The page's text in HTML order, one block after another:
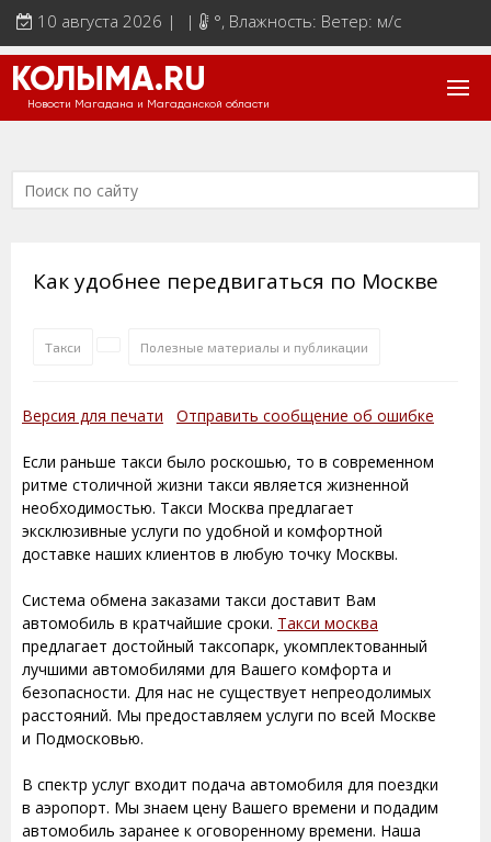
10 августа 2026 | | °, Влажность: Ветер: м/с
КОЛЫМА.RU
Новости Магадана и Магаданской области
Как удобнее передвигаться по Москве
Такси Полезные материалы и публикации
Версия для печати Отправить сообщение об ошибке
Если раньше такси было роскошью, то в современном
ритме столичной жизни такси является жизненной
необходимостью. Такси Москва предлагает
эксклюзивные услуги по удобной и комфортной
доставке наших клиентов в любую точку Москвы.
Система обмена заказами такси доставит Вам
автомобиль в кратчайшие сроки. Такси москва
предлагает достойный таксопарк, укомплектованный
лучшими автомобилями для Вашего комфорта и
безопасности. Для нас не существует непреодолимых
расстояний. Мы предоставляем услуги по всей Москве
и Подмосковью.
В спектр услуг входит подача автомобиля для поездки
в аэропорт. Мы знаем цену Вашего времени и подадим
автомобиль заранее к оговоренному времени. Наша